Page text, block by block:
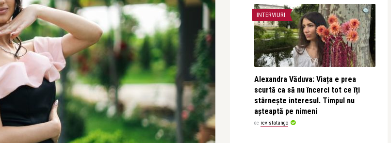
INTERVIURI
Alexandra Văduva: Viața e prea
scurtă ca să nu încerci tot ce îți
stârnește interesul. Timpul nu
așteaptă pe nimeni
de revistatango